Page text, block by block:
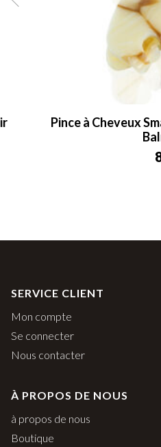
Pince à Cheveux
SERVICE CLIENT
Mon compte
Se connecter
Nous contacter
À PROPOS DE NOUS
à propos de nous
Boutique